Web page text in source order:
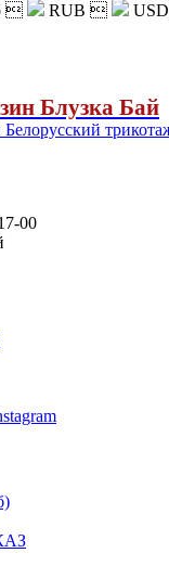
 RUB  USD
Блузка Бай
00